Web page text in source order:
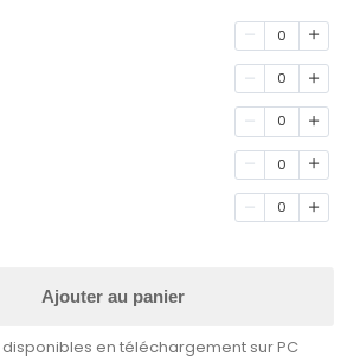
0
0
0
0
0
Ajouter au panier
en téléchargement sur PC